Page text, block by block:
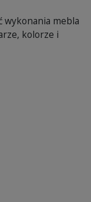
wykonania mebla
kolorze i